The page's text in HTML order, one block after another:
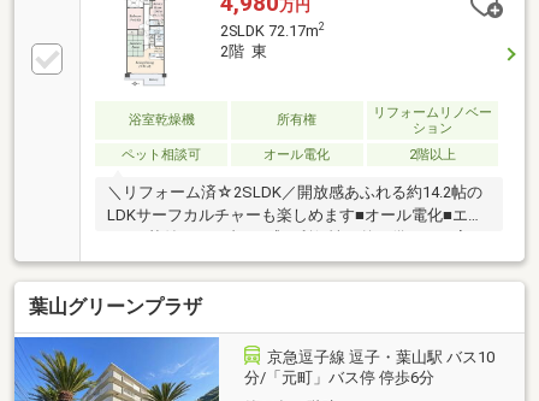
万円
2SLDK 72.17m2
2階 東
浴室乾燥機 所有権
リフォームリノベー
ション
ペット相談可
オール電化 2階以上
＼リフォーム済☆2SLDK／開放感あふれる約14.2帖の
LDKサーフカルチャーも楽しめます■オール電化■エア
コン4基付き■リゾート感と利便性を兼ね備えた一室■
機能性に優れた設備で心地よい暮らし■ペット飼育可
（飼育細則有）【2025年9月リフォーム完了】・キッ
チン・浴室・洗面・トイレ・フローリング（LDK・洋
室・廊下）・建具・照明器具設置・玄関収納（ミラー
付き）・エアコン4基・カーテンレール・レースカー
テン・ハウスクリーニング他【東戸塚駅徒歩3分】お
葉山グリーンプラザ
京急逗子線 逗子・葉山駅 バス10
分/「元町」バス停 停歩6分